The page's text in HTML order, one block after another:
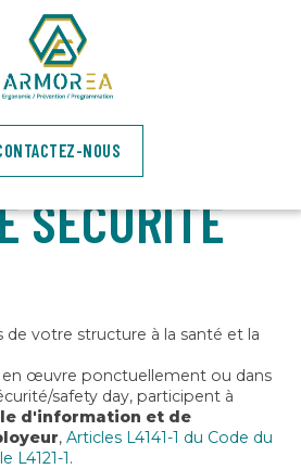
NOUS
DE
EN
POUR
SÉCURITÉ
de votre structure à la santé et la
en œuvre ponctuellement ou dans
safety day, participent à
d'information et de
, Articles L4141-1 du Code du
L4121-1.